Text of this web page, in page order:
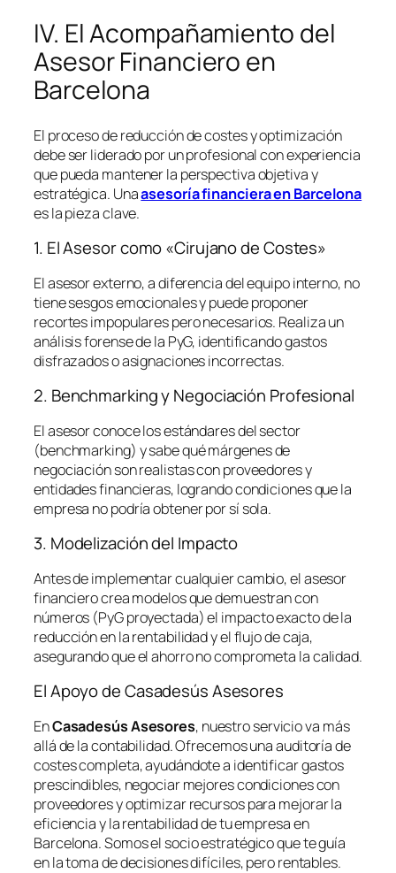
IV. El Acompañamiento del
Asesor Financiero en
Barcelona
El proceso de reducción de costes y optimización
debe ser liderado por un profesional con experiencia
que pueda mantener la perspectiva objetiva y
estratégica. Unaasesoría financiera en Barcelona
es la pieza clave.
1. El Asesor como «Cirujano de Costes»
El asesor externo, a diferencia del equipo interno, no
tiene sesgos emocionales y puede proponer
recortes impopulares pero necesarios. Realiza un
análisis forense de la PyG, identificando gastos
disfrazados o asignaciones incorrectas.
2. Benchmarking y Negociación Profesional
El asesor conoce los estándares del sector
(benchmarking) y sabe qué márgenes de
negociación son realistas con proveedores y
entidades financieras, logrando condiciones que la
empresa no podría obtener por sí sola.
3. Modelización del Impacto
Antes de implementar cualquier cambio, el asesor
financiero crea modelos que demuestran con
números (PyG proyectada) el impacto exacto de la
reducción en la rentabilidad y el flujo de caja,
asegurando que el ahorro no comprometa la calidad.
El Apoyo de Casadesús Asesores
EnCasadesús Asesores, nuestro servicio va más
allá de la contabilidad. Ofrecemos una auditoría de
costes completa, ayudándote a identificar gastos
prescindibles, negociar mejores condiciones con
proveedores y optimizar recursos para mejorar la
eficiencia y la rentabilidad de tu empresa en
Barcelona. Somos el socio estratégico que te guía
en la toma de decisiones difíciles, pero rentables.